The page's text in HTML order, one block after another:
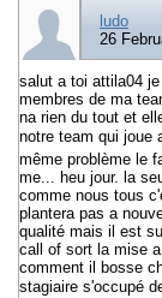
ludo
26
salut a toi attila04
membres de ma
na rien du tout et
notre team qui joue
même problème le
me... heu jour. la
comme nous tous
plantera pas a
qualité mais il est
call of sort la mise
comment il bosse
stagiaire s'occupé